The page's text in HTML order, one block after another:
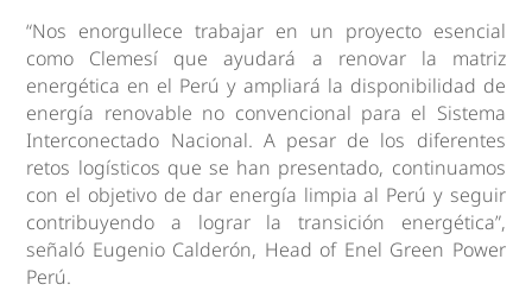
“Nos enorgullece trabajar en un proyecto esencial
como Clemesí que ayudará a renovar la matriz
energética en el Perú y ampliará la disponibilidad de
energía renovable no convencional para el Sistema
Interconectado Nacional. A pesar de los diferentes
retos logísticos que se han presentado, continuamos
con el objetivo de dar energía limpia al Perú y seguir
contribuyendo a lograr la transición energética”,
señaló Eugenio Calderón, Head of Enel Green Power
Perú.